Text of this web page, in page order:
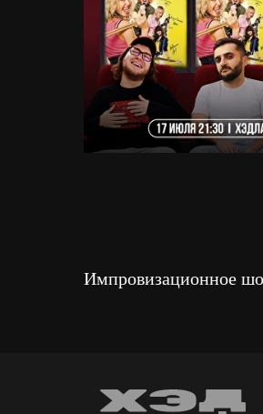
Импровизационное